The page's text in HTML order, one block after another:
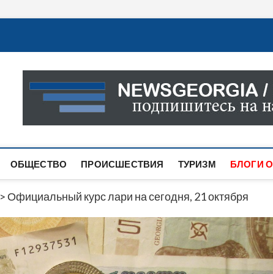
Новости Грузии
САМАЯ АКТУАЛЬНАЯ ИНФОРМАЦИЯ О СОБЫТИЯХ
САЙТЕ ВЫ НАЙДЕТЕ НОВОСТИ ПОЛИТИКИ,
ОБЩЕСТВО ПРОИСШЕСТВИЯ ТУРИЗМ БЛОГИ
> Официальный курс лари на сегодня, 21 октября